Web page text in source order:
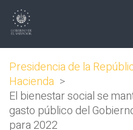
Presidencia de la
Hacienda >
El bienestar social se
gasto público del
para 2022